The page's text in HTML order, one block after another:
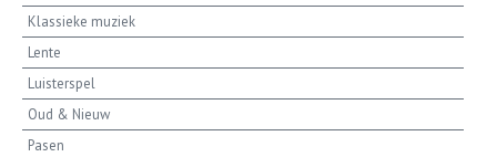
Klassieke muziek
Lente
Luisterspel
Oud & Nieuw
Pasen